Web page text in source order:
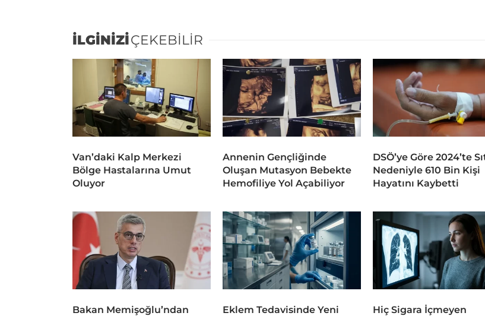
İLGİNİZİÇEKEBİLİR
Van’daki Kalp Merkezi
Bölge Hastalarına Umut
Oluyor
Annenin Gençliğinde
Oluşan Mutasyon Bebekte
Hemofiliye Yol Açabiliyor
DSÖ’ye Göre 2024’te
Nedeniyle 610 Bin Kişi
Hayatını Kaybetti
Bakan Memişoğlu’ndan
Eklem Tedavisinde Yeni
Hiç Sigara İçmeyen